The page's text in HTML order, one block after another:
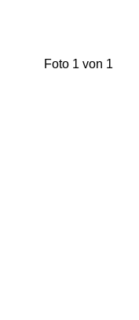
Foto 1 von 1